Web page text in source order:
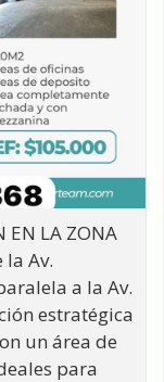
EN LA ZONA
la Av.
a la Av.
estratégica
un área de
para